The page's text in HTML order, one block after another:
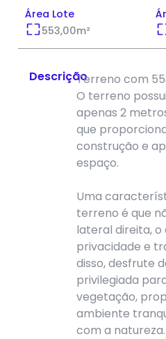
Área Lote
553,00m²
DescriçãoTerreno com
O terreno
apenas 2
que
construção e
espaço.
Uma
terreno é que
lateral direita,
privacidade e
disso, desfrute
privilegiada
vegetação,
ambiente
com a natureza.